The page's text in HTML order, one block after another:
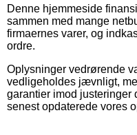
Denne hjemmeside
sammen med mange
firmaernes varer, og
ordre.
Oplysninger vedrørende
vedligeholdes jævnligt,
garantier imod justeringer
senest opdaterede vores